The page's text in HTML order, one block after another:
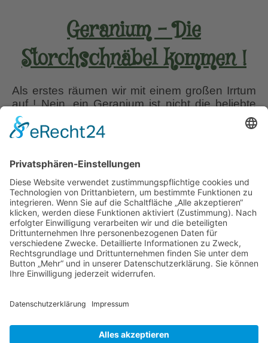
Geranium – Die
Storchschnäbel kommen !
Als erstes räumen wir mit einem großen Irrtum
auf ! Nein, ein Geranium ist nicht die beliebte
Balkonpflanze, die oftmals fälschlich Geranie
genannt wird. Geranium oder eine Geranie, mit
Situationen, oft als ausdauernde Staude, im
Garten verwenden. Die Balkonpflanze
dagegen heißt Pelargonium, oder…Geranium
–
Die
kommen
!
Liebe Leser! Ihr könnt euch per E-Mail
informieren lassen, wenn neue Artikel auf
Wurzerlsgarten erscheinen.Folgt dafür einfach
diesem Link und gebt dort eure E-Mailadresse